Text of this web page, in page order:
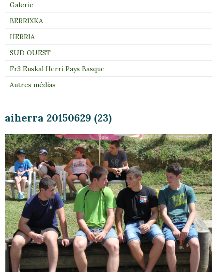
aiherra 20150629 (23)
Galerie
BERRIXKA
HERRIA
SUD OUEST
Fr3 Euskal Herri Pays Basque
Autres médias